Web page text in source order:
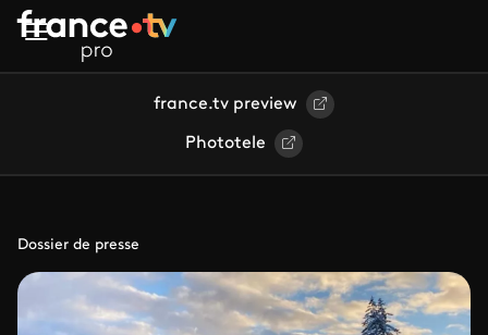
Aller au contenu principal
france.tv preview
Phototele
Dossier de presse